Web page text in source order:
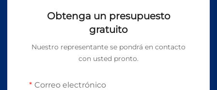
Obtenga un presupuesto
gratuito
Nuestro representante se pondrá en contacto
con usted pronto.
Correo electrónico